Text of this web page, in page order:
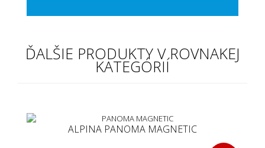
ĎALŠIE PRODUKTY V ROVNAKEJ
KATEGÓRIÍ
ALPINA PANOMA MAGNETIC